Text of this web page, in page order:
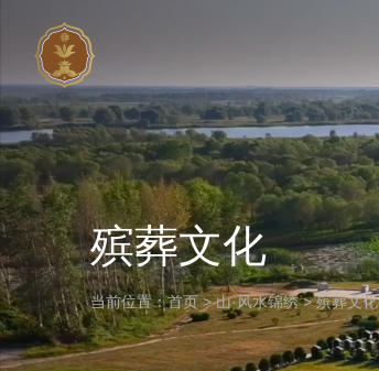
殡葬文化
当前位置：首页>山·风水锦绣>殡葬文化